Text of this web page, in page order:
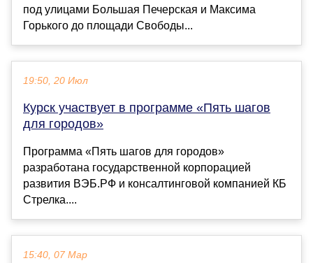
под улицами Большая Печерская и Максима
Горького до площади Свободы...
19:50, 20 Июл
Курск участвует в программе «Пять шагов
для городов»
Программа «Пять шагов для городов»
разработана государственной корпорацией
развития ВЭБ.РФ и консалтинговой компанией КБ
Стрелка....
15:40, 07 Мар